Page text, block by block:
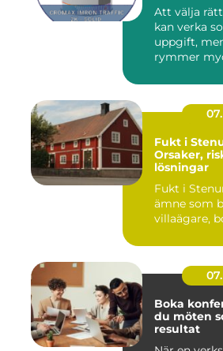
Att välja
kan verka
uppgift,
rymmer
Fukt i
Orsaker,
lösningar
Fukt i
ämne som
villaägare,
Boka konferens så
du möten
resultat